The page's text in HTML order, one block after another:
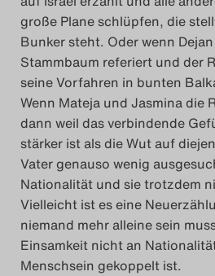
große Plane schlüpfen, die
Bunker steht. Oder wenn
Stammbaum referiert und der
seine Vorfahren in bunten
Wenn Mateja und Jasmina die
dann weil das verbindende
stärker ist als die Wut auf
Vater genauso wenig
Nationalität und sie trotzdem
Vielleicht ist es eine
niemand mehr alleine sein
Einsamkeit nicht an
Menschsein gekoppelt ist.